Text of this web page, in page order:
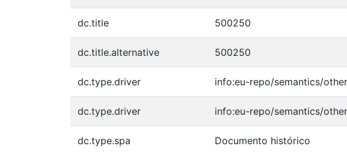
dc.title 500250
dc.title.alternative 500250
dc.type.driver info:eu-repo/semantics/other
dc.type.driver info:eu-repo/semantics/other
dc.type.spa Documento histórico